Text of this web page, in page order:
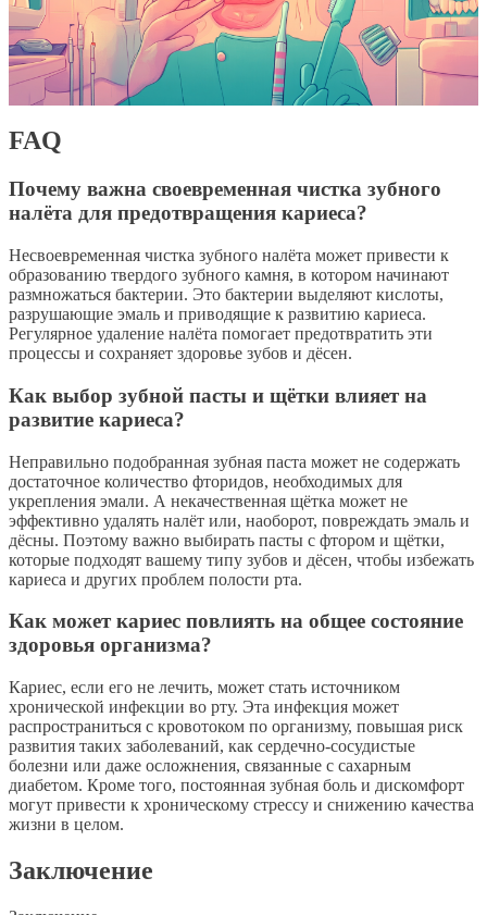
FAQ
Почему важна своевременная чистка зубного
налёта для предотвращения кариеса?
Несвоевременная чистка зубного налёта может привести к
образованию твердого зубного камня, в котором начинают
размножаться бактерии. Это бактерии выделяют кислоты,
разрушающие эмаль и приводящие к развитию кариеса.
Регулярное удаление налёта помогает предотвратить эти
процессы и сохраняет здоровье зубов и дёсен.
Как выбор зубной пасты и щётки влияет на
развитие кариеса?
Неправильно подобранная зубная паста может не содержать
достаточное количество фторидов, необходимых для
укрепления эмали. А некачественная щётка может не
эффективно удалять налёт или, наоборот, повреждать эмаль и
дёсны. Поэтому важно выбирать пасты с фтором и щётки,
которые подходят вашему типу зубов и дёсен, чтобы избежать
кариеса и других проблем полости рта.
Как может кариес повлиять на общее состояние
здоровья организма?
Кариес, если его не лечить, может стать источником
хронической инфекции во рту. Эта инфекция может
распространиться с кровотоком по организму, повышая риск
развития таких заболеваний, как сердечно-сосудистые
болезни или даже осложнения, связанные с сахарным
диабетом. Кроме того, постоянная зубная боль и дискомфорт
могут привести к хроническому стрессу и снижению качества
жизни в целом.
Заключение